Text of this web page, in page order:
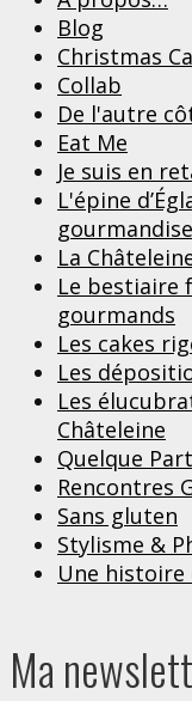
Blog
Christmas
Collab
De l'autre
Eat Me
Je suis en
L'épine
gourmandise
La
Le bestiaire
gourmands
Les cakes
Les
Les
Châteleine
Quelque
Rencontres
Sans gluten
Stylisme &
Une
Ma